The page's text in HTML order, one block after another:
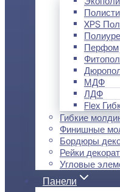
XPS
Перфом
МДФ
ЛДФ
Flex
Гибкие
Финишные
Бордюры
Рейки
Угловые
Панели